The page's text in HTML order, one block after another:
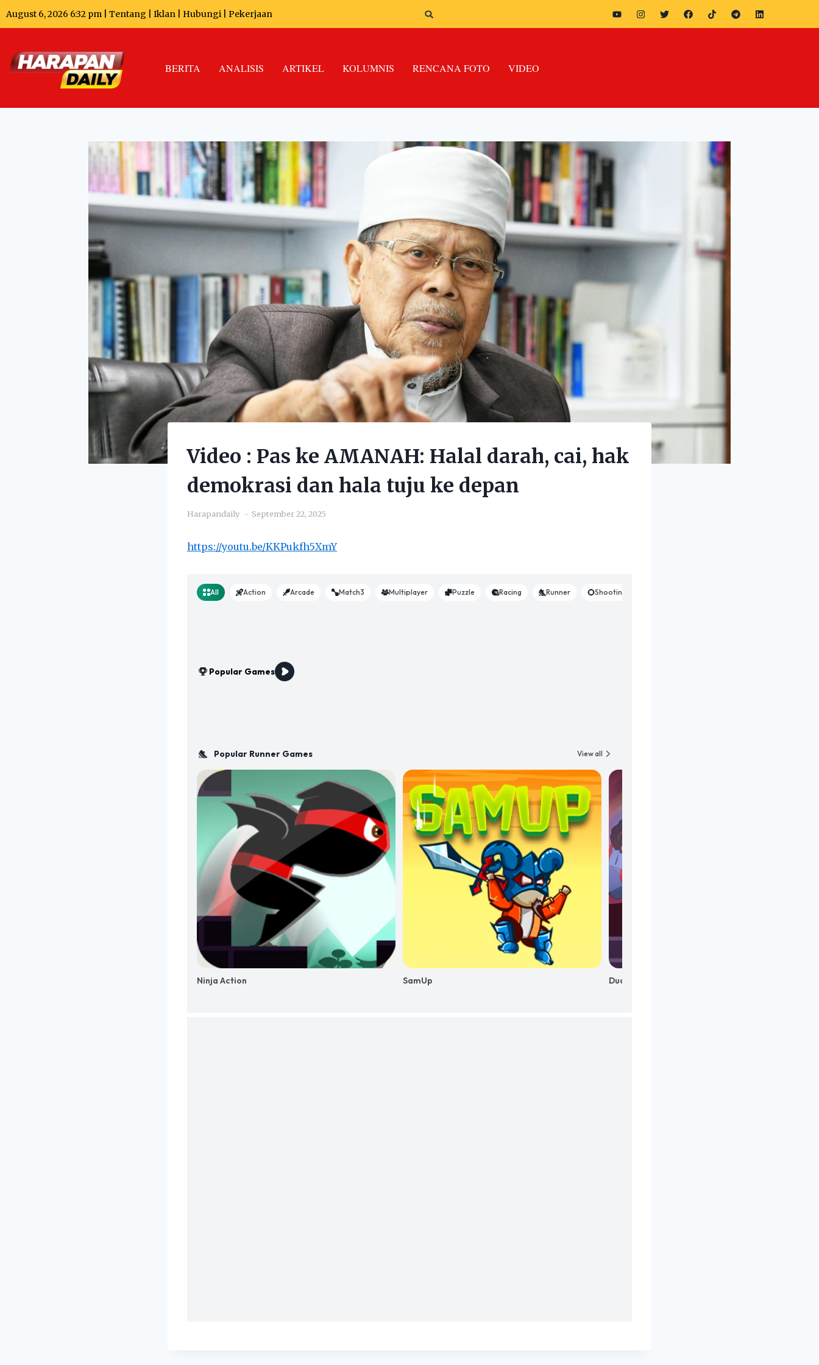
August 6, 2026 6:32 pm | Tentang Iklan Hubungi Pekerjaan
BERITA ANALISIS ARTIKEL KOLUMNIS RENCANA FOTO VIDEO
Video : Pas ke AMANAH: Halal darah, cai, hak
demokrasi dan hala tuju ke depan
Harapandaily September 22, 2025
https://youtu.be/KKPukfh5XmY